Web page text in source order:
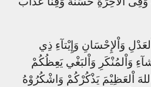
وَاْلإِحْسَانِ وَإِيْتآءِ ذِي
وَاْلمُنْكَرِ وَاْلبَغْي يَعِظُكُمْ
اْلعَظِيْمَ يَذْكُرْكُمْ وَاشْكُرُوْهُ